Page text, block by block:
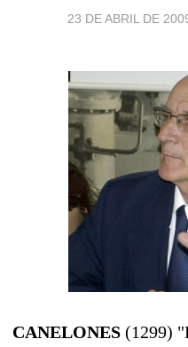
23 DE ABRIL DE
CANELONES (1299)